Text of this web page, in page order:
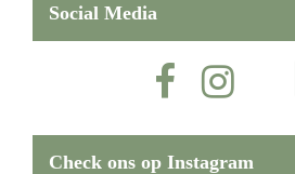
Social Media
Check ons op Instagram